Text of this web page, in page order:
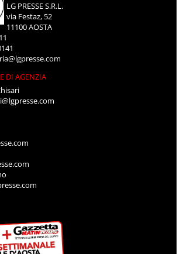
LG PRESSE S.R.L.
via Festaz, 52
11100 AOSTA
DI AGENZIA